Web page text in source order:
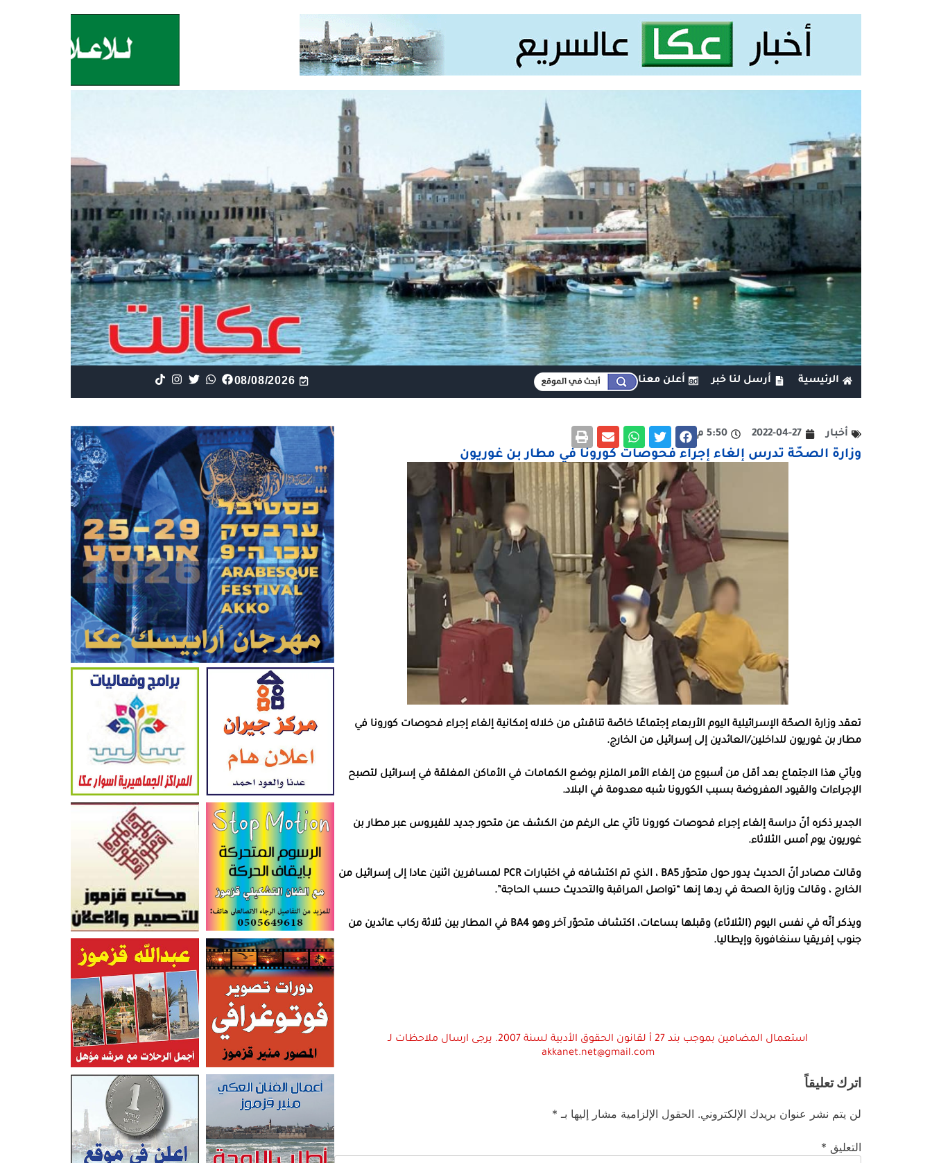
الرئيسية أرسل لنا خبر أعلن معنا 08/08/2026
أخبار 2022-04-27 5:50 م
وزارة الصحّة تدرس إلغاء إجراء فحوصات كورونا في مطار بن غوريون
تعقد وزارة الصحّة الإسرائيلية اليوم الأربعاء إجتماعًا خاصّة تناقش من خلاله إمكانية إلغاء إجراء فحوصات كورونا في
مطار بن غوريون للداخلين/العائدين إلى إسرائيل من الخارج.
ويأتي هذا الاجتماع بعد أقل من أسبوع من إلغاء الأمر الملزم بوضع الكمامات في الأماكن المغلقة في إسرائيل لتصبح
الإجراءات والقيود المفروضة بسبب الكورونا شبه معدومة في البلاد.
الجدير ذكره أنّ دراسة إلغاء إجراء فحوصات كورونا تأتي على الرغم من الكشف عن متحور جديد للفيروس عبر مطار بن
غوريون يوم أمس الثلاثاء.
وقالت مصادر أنّ الحديث يدور حول متحوّر BA5 ، الذي تم اكتشافه في اختبارات PCR لمسافرين اثنين عادا إلى إسرائيل من
الخارج ، وقالت وزارة الصحة في ردها إنها “تواصل المراقبة والتحديث حسب الحاجة”.
ويذكر أنّه في نفس اليوم (الثلاثاء) وقبلها بساعات، اكتشاف متحوّر آخر وهو BA4 في المطار بين ثلاثة ركاب عائدين من
جنوب إفريقيا سنغافورة وإيطاليا.
استعمال المضامين بموجب بند 27 أ لقانون الحقوق الأدبية لسنة 2007. يرجى ارسال ملاحظات لـ
akkanet.net@gmail.com
اترك تعليقاً
لن يتم نشر عنوان بريدك الإلكتروني. الحقول الإلزامية مشار إليها بـ *
التعليق *